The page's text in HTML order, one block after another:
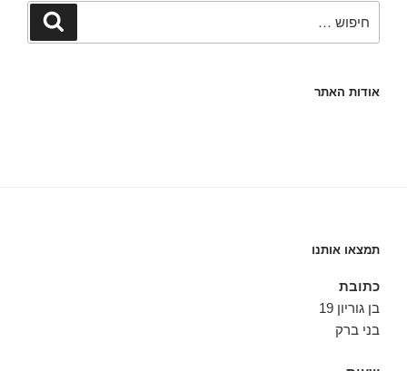
חיפוש
אודות האתר
תמצאו אותנו
כתובת
בן גוריון 19
בני ברק